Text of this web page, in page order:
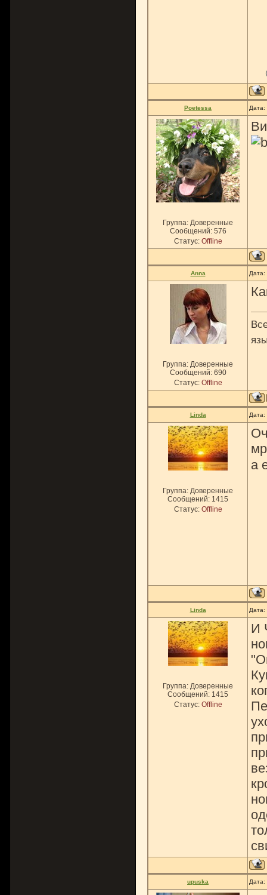
Poetessa
Группа: Доверенные
Сообщений: 576
Статус: Offline
Anna
Группа: Доверенные
Сообщений: 690
Статус: Offline
Linda Дата:
Группа: Доверенные
Сообщений: 1415
Статус: Offline
а
Linda Дата:
Группа: Доверенные
Сообщений: 1415
Статус: Offline
И
upuska